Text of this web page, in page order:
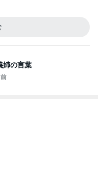
姉の言葉